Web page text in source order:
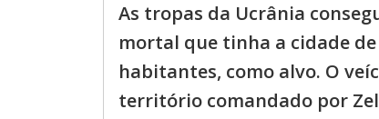
As tropas da Ucrânia
mortal que tinha a cidade
habitantes, como alvo. O
território comandado por